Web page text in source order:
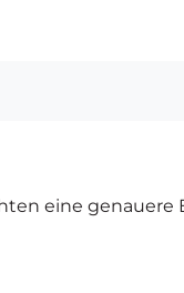
eine